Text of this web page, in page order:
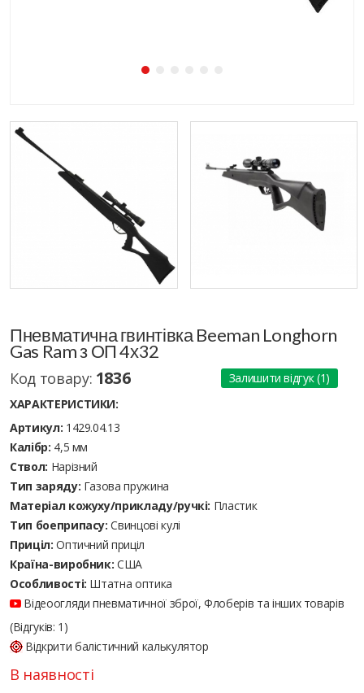
Пневматична гвинтівка Beeman Longhorn
Gas Ram з ОП 4х32
Код товару: 1836
Залишити відгук (1)
ХАРАКТЕРИСТИКИ:
Артикул: 1429.04.13
Калібр: 4,5 мм
Ствол: Нарізний
Тип заряду: Газова пружина
Матеріал кожуху/прикладу/ручкі: Пластик
Тип боеприпасу: Cвинцові кулі
Приціл: Оптичний приціл
Країна-виробник: США
Особливості: Штатна оптика
Відеоогляди пневматичної зброї, Флоберів та інших товарів
(Відгуків: 1)
Відкрити балістичний калькулятор
В наявності